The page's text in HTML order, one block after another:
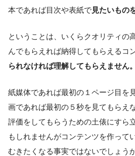
本であれば目次や表紙で見たいもの
ということは、いくらクオリティの
んでもらえれば納得してもらえるコ
られなければ理解してもらえません。
紙媒体であれば最初の１ページ目を
画であれば最初の５秒を見てもらえ
評価をしてもらうための土俵にすら
もしれませんがコンテンツを作って
むきたくなる事実ではないでしょう